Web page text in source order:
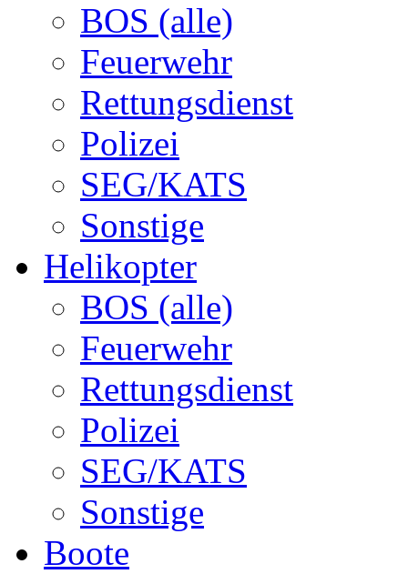
BOS (alle)
Feuerwehr
Rettungsdienst
Polizei
SEG/KATS
Sonstige
Helikopter
BOS (alle)
Feuerwehr
Rettungsdienst
Polizei
SEG/KATS
Sonstige
Boote